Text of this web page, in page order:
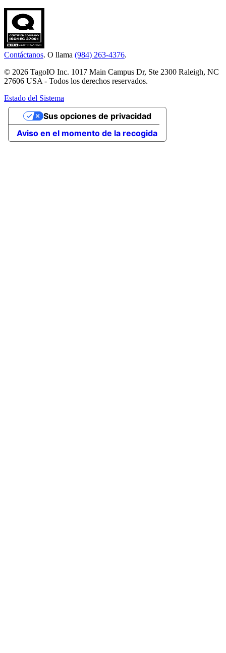
Contáctanos. O llama (984) 263-4376.
© 2026 TagoIO Inc. 1017 Main Campus Dr, Ste 2300 Raleigh, NC
27606 USA - Todos los derechos reservados.
Estado del Sistema
Aviso en el momento de la recogida
Sus opciones de privacidad